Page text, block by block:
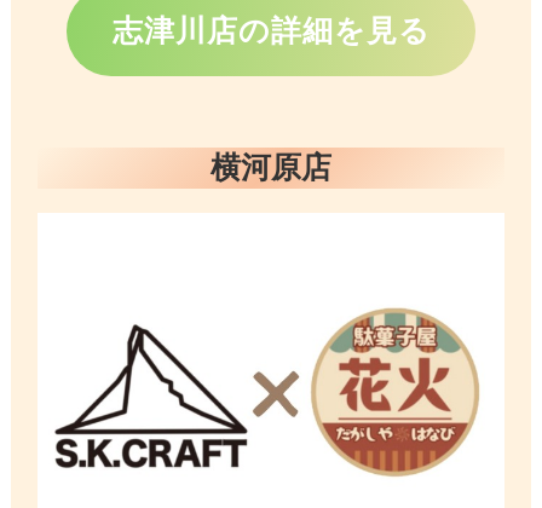
志津川店の詳細を見る
横河原店